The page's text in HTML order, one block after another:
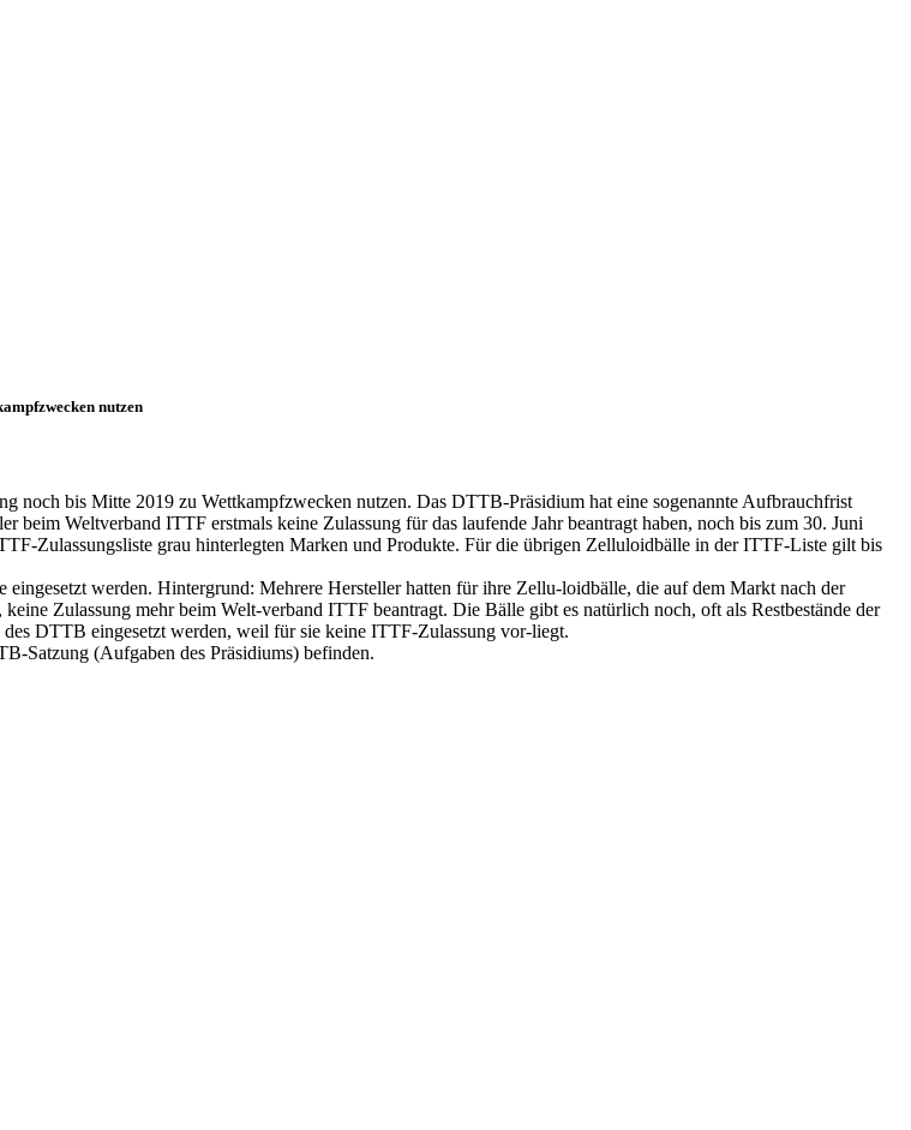
nutzen
bis Mitte 2019 zu Wettkampfzwecken nutzen. Das DTTB-Präsidium hat eine sogenannte Aufbrauchfrist
beim Weltverband ITTF erstmals keine Zulassung für das laufende Jahr beantragt haben, noch bis zum 30. Juni
Zulassungsliste grau hinterlegten Marken und Produkte. Für die übrigen Zelluloidbälle in der ITTF-Liste gilt bis
werden. Hintergrund: Mehrere Hersteller hatten für ihre Zellu-loidbälle, die auf dem Markt nach der
Zulassung mehr beim Welt-verband ITTF beantragt. Die Bälle gibt es natürlich noch, oft als Restbestände der
DTTB eingesetzt werden, weil für sie keine ITTF-Zulassung vor-liegt.
Satzung (Aufgaben des Präsidiums) befinden.